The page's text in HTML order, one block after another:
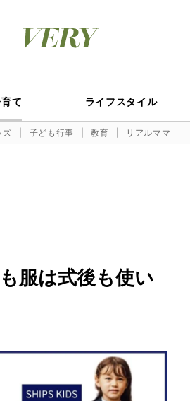
て ライフスタイル
ズ 子ども行事 教育 リアルママ
服は式後も使い